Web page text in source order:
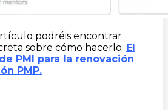
podréis encontrar
sobre cómo hacerlo. El
PMI para la renovación
PMP.